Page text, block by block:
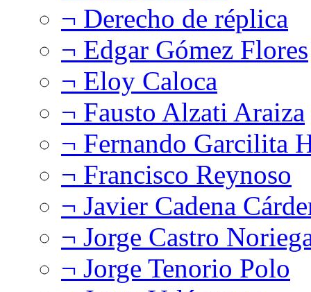
¬ Derecho de réplica
¬ Edgar Gómez Flores
¬ Eloy Caloca
¬ Fausto Alzati Araiza
¬ Fernando Garcilita
¬ Francisco Reynoso
¬ Javier Cadena
¬ Jorge Castro
¬ Jorge Tenorio Polo